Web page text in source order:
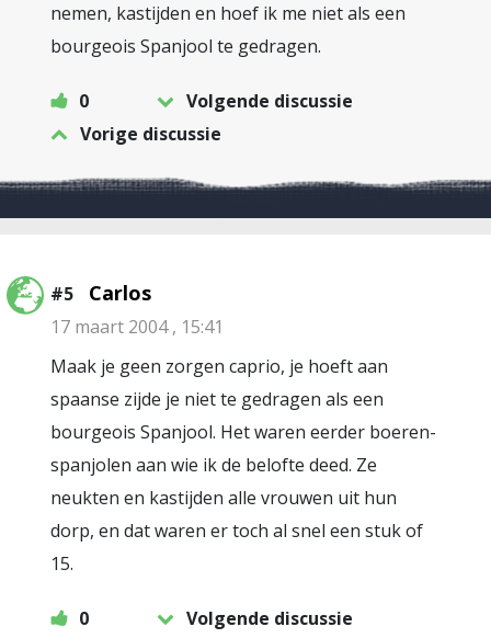
nemen, kastijden en hoef ik me niet als een
bourgeois Spanjool te gedragen.
0
Volgende discussie
Vorige discussie
#5 Carlos
17 maart 2004 , 15:41
Maak je geen zorgen caprio, je hoeft aan
spaanse zijde je niet te gedragen als een
bourgeois Spanjool. Het waren eerder boeren-
spanjolen aan wie ik de belofte deed. Ze
neukten en kastijden alle vrouwen uit hun
dorp, en dat waren er toch al snel een stuk of
15.
0
Volgende discussie